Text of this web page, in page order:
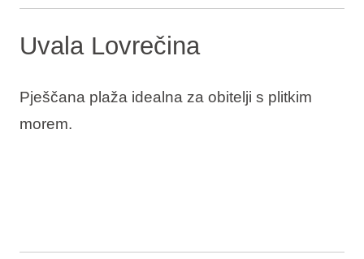
Uvala Lovrečina
Pješčana plaža idealna za obitelji s plitkim
morem.